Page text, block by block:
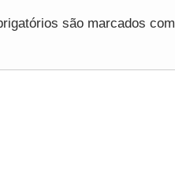
são marcados com